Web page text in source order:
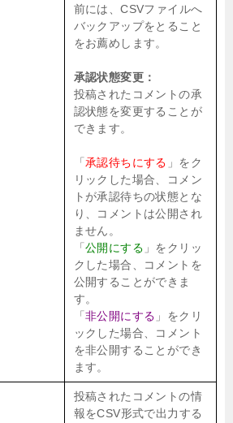
前には、CSVファイルへ
バックアップをとること
をお薦めします。
承認状態変更：
投稿されたコメントの承
認状態を変更することが
できます。
「 承認待ちにする 」をク
リックした場合、コメン
トが承認待ちの状態とな
り、コメントは公開され
ません。
「 公開にする 」をクリッ
クした場合、コメントを
公開することができま
す。
「 非公開にする 」をクリ
ックした場合、コメント
を非公開することができ
ます。
投稿されたコメントの情
報をCSV形式で出力する